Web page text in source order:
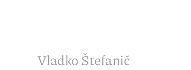
VladkoŠtefanič